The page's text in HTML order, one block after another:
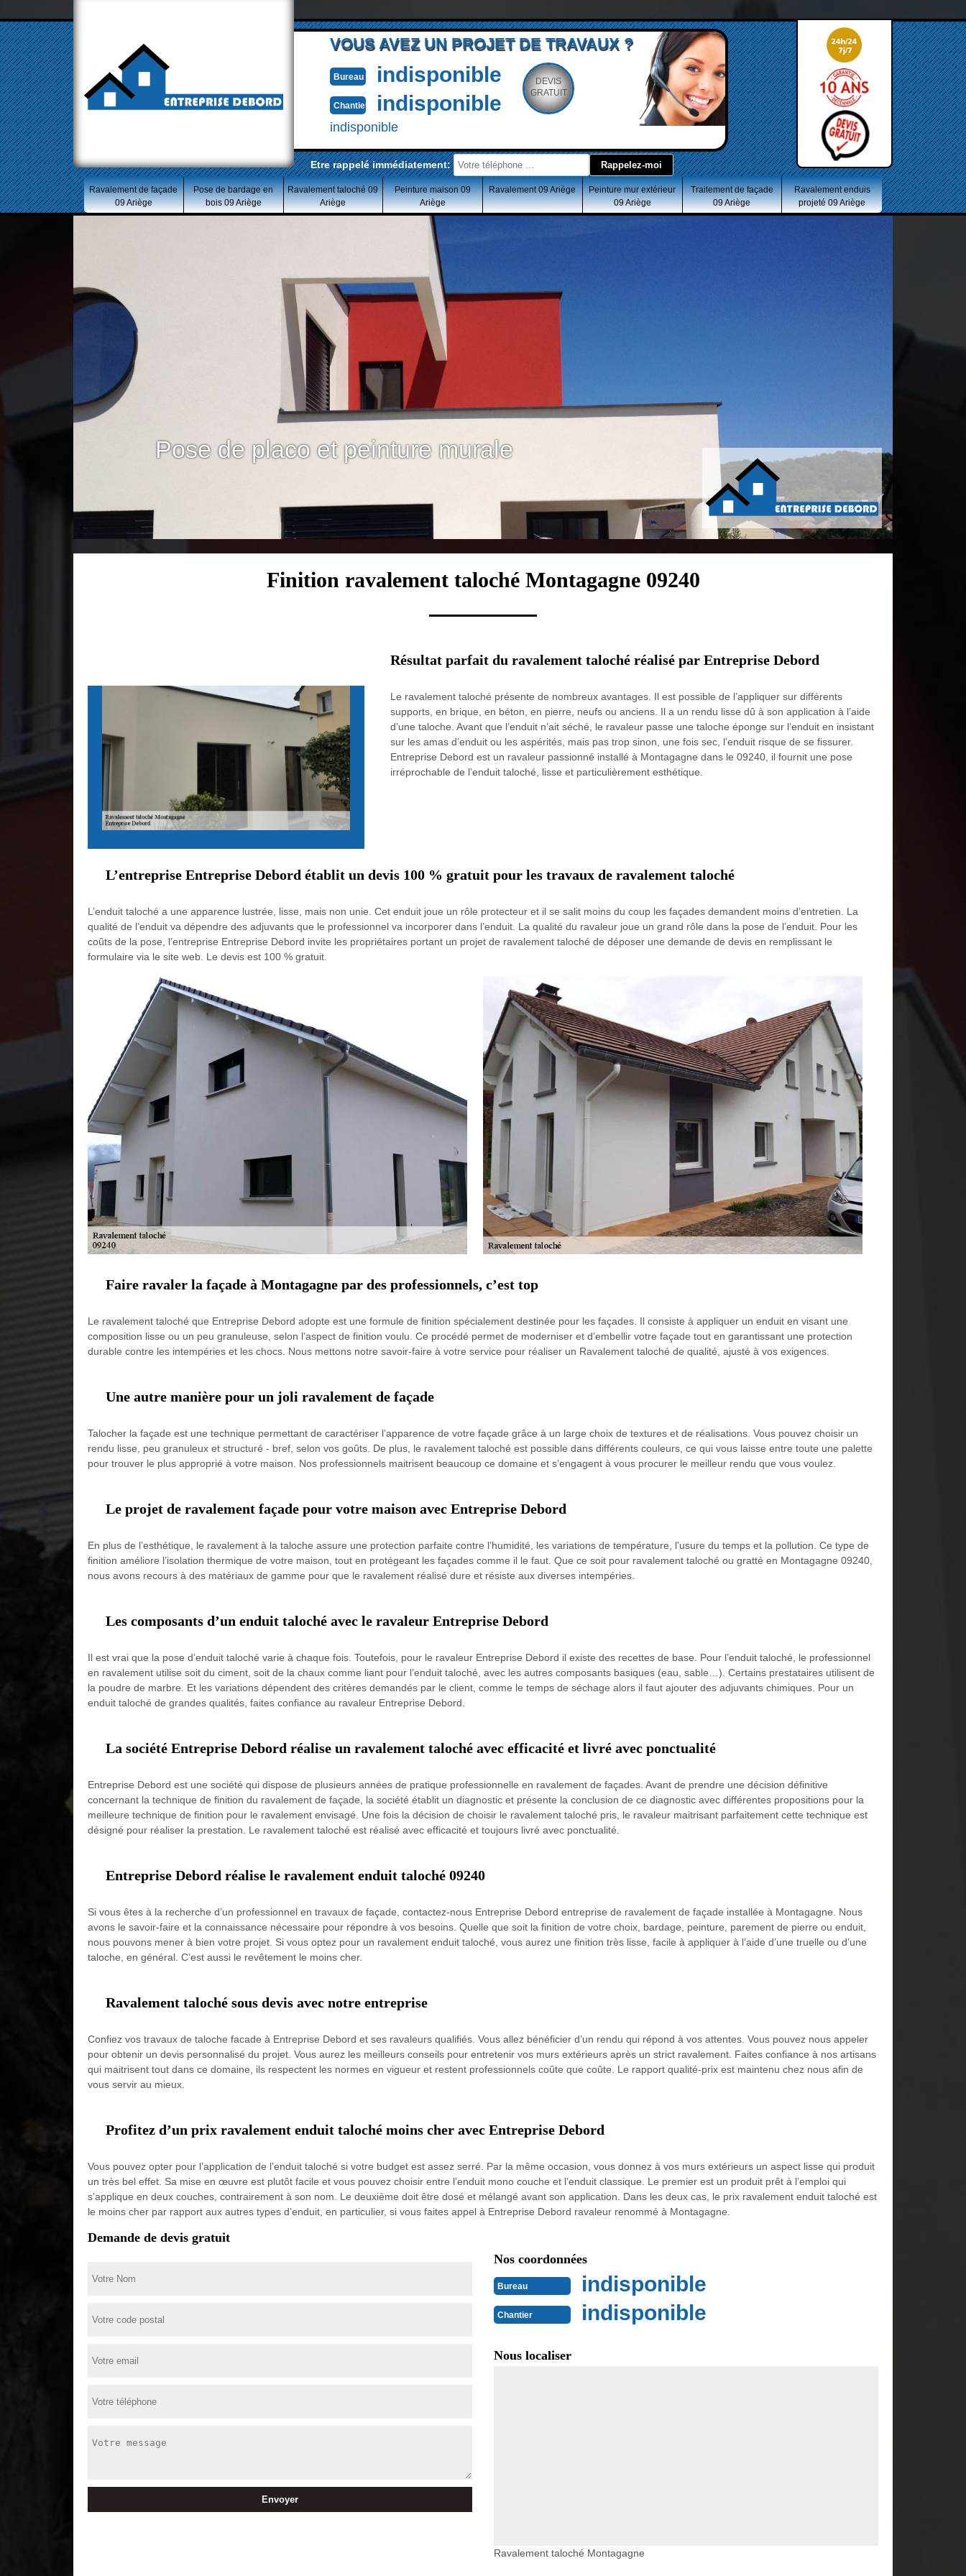
VOUS AVEZ UN PROJET DE TRAVAUX ?
Bureau indisponible
Chantier indisponible
indisponible
DEVIS
GRATUIT
Etre rappelé immédiatement:
Ravalement de façade
09 Ariège
Pose de bardage en
bois 09 Ariège
Ravalement taloché 09
Ariège
Peinture maison 09
Ariège
Ravalement 09 Ariège
Peinture mur extérieur
09 Ariège
Traitement de façade
09 Ariège
Ravalement enduis
projeté 09 Ariège
Pose de placo et peinture murale
Finition ravalement taloché Montagagne 09240
Résultat parfait du ravalement taloché réalisé par Entreprise Debord
Le ravalement taloché présente de nombreux avantages. Il est possible de l’appliquer sur différents
supports, en brique, en béton, en pierre, neufs ou anciens. Il a un rendu lisse dû à son application à l’aide
d’une taloche. Avant que l’enduit n’ait séché, le ravaleur passe une taloche éponge sur l’enduit en insistant
sur les amas d’enduit ou les aspérités, mais pas trop sinon, une fois sec, l’enduit risque de se fissurer.
Entreprise Debord est un ravaleur passionné installé à Montagagne dans le 09240, il fournit une pose
irréprochable de l’enduit taloché, lisse et particulièrement esthétique.
L’entreprise Entreprise Debord établit un devis 100 % gratuit pour les travaux de ravalement taloché
L’enduit taloché a une apparence lustrée, lisse, mais non unie. Cet enduit joue un rôle protecteur et il se salit moins du coup les façades demandent moins d’entretien. La
qualité de l’enduit va dépendre des adjuvants que le professionnel va incorporer dans l’enduit. La qualité du ravaleur joue un grand rôle dans la pose de l’enduit. Pour les
coûts de la pose, l’entreprise Entreprise Debord invite les propriétaires portant un projet de ravalement taloché de déposer une demande de devis en remplissant le
formulaire via le site web. Le devis est 100 % gratuit.
Faire ravaler la façade à Montagagne par des professionnels, c’est top
Le ravalement taloché que Entreprise Debord adopte est une formule de finition spécialement destinée pour les façades. Il consiste à appliquer un enduit en visant une
composition lisse ou un peu granuleuse, selon l’aspect de finition voulu. Ce procédé permet de moderniser et d’embellir votre façade tout en garantissant une protection
durable contre les intempéries et les chocs. Nous mettons notre savoir-faire à votre service pour réaliser un Ravalement taloché de qualité, ajusté à vos exigences.
Une autre manière pour un joli ravalement de façade
Talocher la façade est une technique permettant de caractériser l’apparence de votre façade grâce à un large choix de textures et de réalisations. Vous pouvez choisir un
rendu lisse, peu granuleux et structuré - bref, selon vos goûts. De plus, le ravalement taloché est possible dans différents couleurs, ce qui vous laisse entre toute une palette
pour trouver le plus approprié à votre maison. Nos professionnels maitrisent beaucoup ce domaine et s’engagent à vous procurer le meilleur rendu que vous voulez.
Le projet de ravalement façade pour votre maison avec Entreprise Debord
En plus de l’esthétique, le ravalement à la taloche assure une protection parfaite contre l’humidité, les variations de température, l’usure du temps et la pollution. Ce type de
finition améliore l’isolation thermique de votre maison, tout en protégeant les façades comme il le faut. Que ce soit pour ravalement taloché ou gratté en Montagagne 09240,
nous avons recours à des matériaux de gamme pour que le ravalement réalisé dure et résiste aux diverses intempéries.
Les composants d’un enduit taloché avec le ravaleur Entreprise Debord
Il est vrai que la pose d’enduit taloché varie à chaque fois. Toutefois, pour le ravaleur Entreprise Debord il existe des recettes de base. Pour l’enduit taloché, le professionnel
en ravalement utilise soit du ciment, soit de la chaux comme liant pour l’enduit taloché, avec les autres composants basiques (eau, sable…). Certains prestataires utilisent de
la poudre de marbre. Et les variations dépendent des critères demandés par le client, comme le temps de séchage alors il faut ajouter des adjuvants chimiques. Pour un
enduit taloché de grandes qualités, faites confiance au ravaleur Entreprise Debord.
La société Entreprise Debord réalise un ravalement taloché avec efficacité et livré avec ponctualité
Entreprise Debord est une société qui dispose de plusieurs années de pratique professionnelle en ravalement de façades. Avant de prendre une décision définitive
concernant la technique de finition du ravalement de façade, la société établit un diagnostic et présente la conclusion de ce diagnostic avec différentes propositions pour la
meilleure technique de finition pour le ravalement envisagé. Une fois la décision de choisir le ravalement taloché pris, le ravaleur maitrisant parfaitement cette technique est
désigné pour réaliser la prestation. Le ravalement taloché est réalisé avec efficacité et toujours livré avec ponctualité.
Entreprise Debord réalise le ravalement enduit taloché 09240
Si vous êtes à la recherche d’un professionnel en travaux de façade, contactez-nous Entreprise Debord entreprise de ravalement de façade installée à Montagagne. Nous
avons le savoir-faire et la connaissance nécessaire pour répondre à vos besoins. Quelle que soit la finition de votre choix, bardage, peinture, parement de pierre ou enduit,
nous pouvons mener à bien votre projet. Si vous optez pour un ravalement enduit taloché, vous aurez une finition très lisse, facile à appliquer à l’aide d’une truelle ou d’une
taloche, en général. C’est aussi le revêtement le moins cher.
Ravalement taloché sous devis avec notre entreprise
Confiez vos travaux de taloche facade à Entreprise Debord et ses ravaleurs qualifiés. Vous allez bénéficier d’un rendu qui répond à vos attentes. Vous pouvez nous appeler
pour obtenir un devis personnalisé du projet. Vous aurez les meilleurs conseils pour entretenir vos murs extérieurs après un strict ravalement. Faites confiance à nos artisans
qui maitrisent tout dans ce domaine, ils respectent les normes en vigueur et restent professionnels coûte que coûte. Le rapport qualité-prix est maintenu chez nous afin de
vous servir au mieux.
Profitez d’un prix ravalement enduit taloché moins cher avec Entreprise Debord
Vous pouvez opter pour l’application de l’enduit taloché si votre budget est assez serré. Par la même occasion, vous donnez à vos murs extérieurs un aspect lisse qui produit
un très bel effet. Sa mise en œuvre est plutôt facile et vous pouvez choisir entre l’enduit mono couche et l’enduit classique. Le premier est un produit prêt à l’emploi qui
s’applique en deux couches, contrairement à son nom. Le deuxième doit être dosé et mélangé avant son application. Dans les deux cas, le prix ravalement enduit taloché est
le moins cher par rapport aux autres types d’enduit, en particulier, si vous faites appel à Entreprise Debord ravaleur renommé à Montagagne.
Demande de devis gratuit
Nos coordonnées
Bureau indisponible
Chantier indisponible
Nous localiser
Ravalement taloché Montagagne